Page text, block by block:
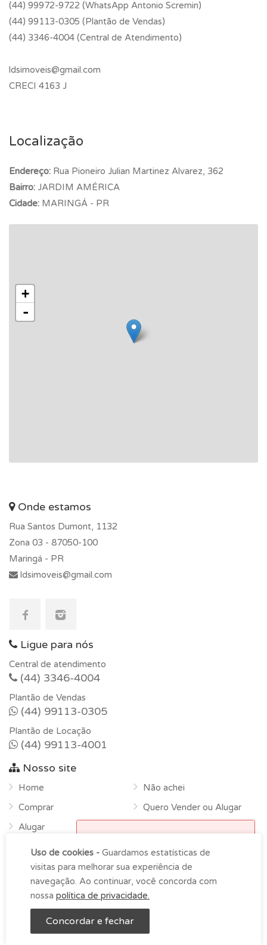
(44) 99972-9722 (WhatsApp Antonio Scremin)
(44) 99113-0305 (Plantão de Vendas)
(44) 3346-4004 (Central de Atendimento)
ldsimoveis@gmail.com
CRECI 4163 J
Localização
Endereço: Rua Pioneiro Julian Martinez Alvarez, 362
Bairro: JARDIM AMÉRICA
Cidade: MARINGÁ - PR
+
-
Entre em contato
Onde estamos
Rua Santos Dumont, 1132
Zona 03 - 87050-100
Maringá - PR
ldsimoveis@gmail.com
Ligue para nós
Central de atendimento
(44) 3346-4004
Plantão de Vendas
(44) 99113-0305
Plantão de Locação
(44) 99113-4001
Nosso site
Home
Comprar
Alugar
Sobre
Contato
Não achei
Quero Vender ou Alugar
LDS Imóveis © Copyright 2026 -
Uso de cookies - Guardamos estatísticas de
visitas para melhorar sua experiência de
navegação. Ao continuar, você concorda com
nossa política de privacidade.
Concordar e fechar
9h00 as 18h00 de segunda-
feira à sexta.
OK